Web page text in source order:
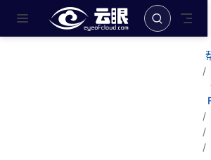
跳至主要內容